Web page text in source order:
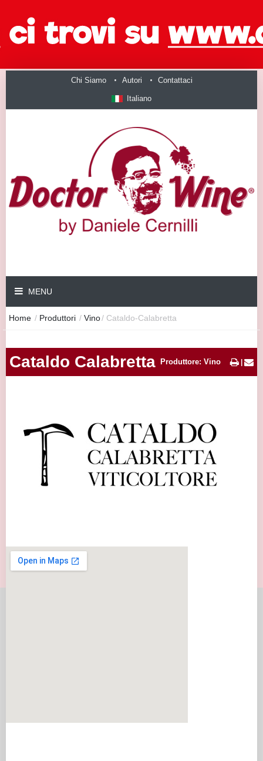
Chi Siamo Autori Contattaci
Italiano
MENU
Home / Produttori / Vino/ Cataldo-Calabretta
Cataldo Calabretta Produttore: Vino |